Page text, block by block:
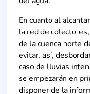
En cuanto al
la red de
de la cuenca norte
evitar, así,
caso de lluvias
se empezarán en
disponer de la